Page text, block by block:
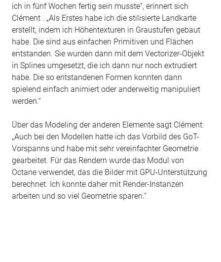
ich in fünf Wochen fertig sein musste“, erinnert sich
Clément . „Als Erstes habe ich die stilisierte Landkarte
erstellt, indem ich Höhentexturen in Graustufen gebaut
habe. Die sind aus einfachen Primitiven und Flächen
entstanden. Sie wurden dann mit dem Vectorizer-Objekt
in Splines umgesetzt, die ich dann nur noch extrudiert
habe. Die so entstandenen Formen konnten dann
spielend einfach animiert oder anderweitig manipuliert
werden.“
Über das Modeling der anderen Elemente sagt Clément:
„Auch bei den Modellen hatte ich das Vorbild des GoT-
Vorspanns und habe mit sehr vereinfachter Geometrie
gearbeitet. Für das Rendern wurde das Modul von
Octane verwendet, das die Bilder mit GPU-Unterstützung
berechnet. Ich konnte daher mit Render-Instanzen
arbeiten und so viel Geometrie sparen.“